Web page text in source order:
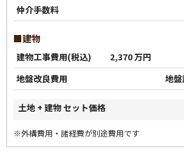
仲介手数料
■建物
建物工事費用(税込)
2,370 万円
地盤改良費用
地
土地 + 建物 セット価格
※外構費用・諸経費が別途費用です